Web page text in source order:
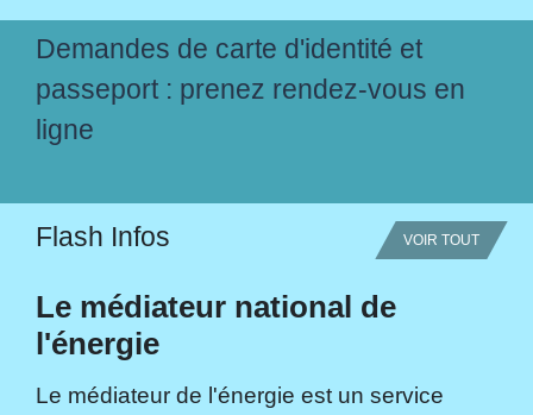
Demandes de carte d'identité et
passeport : prenez rendez-vous en
ligne
Flash Infos VOIR TOUT
Le médiateur national de
l'énergie
Le médiateur de l'énergie est un service